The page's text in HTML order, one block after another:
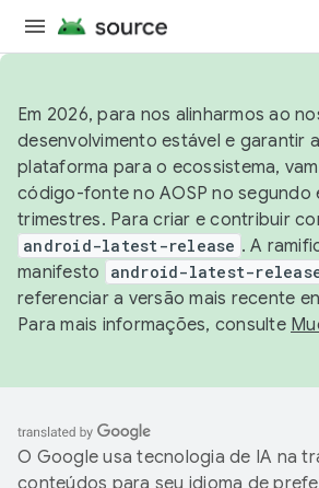
Em 2026, para nos alinharmos ao
desenvolvimento estável e garantir
plataforma para o ecossistema,
código-fonte no AOSP no segundo
trimestres. Para criar e contribuir
android-latest-release . A
manifesto
android-latest-
referenciar a versão mais recente
Para mais informações, consulte
O Google usa tecnologia de IA na
conteúdos para seu idioma de